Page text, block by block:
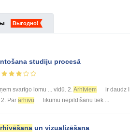
Выгодно!
studiju procesā
svarīgo lomu ... vidū. 2.Arhīviem
ir daudz
Par arhīvu likumu nepildīšanu tiek ...
un vizualizēšana